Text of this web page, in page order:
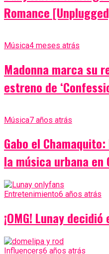
Romance
Música4 meses atrás
Madonna marca su
estreno de
Música7 años atrás
Gabo el
la música urbana en
Entretenimiento6 años atrás
¡OMG! Lunay
Influencers6 años atrás